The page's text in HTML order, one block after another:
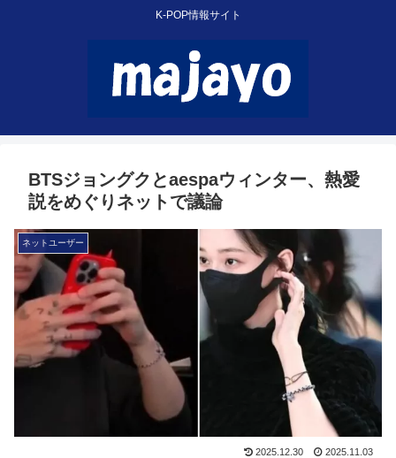
K-POP情報サイト
BTSジョングクとaespaウィンター、熱愛
説をめぐりネットで議論
ネットユーザー
2025.12.30 2025.11.03